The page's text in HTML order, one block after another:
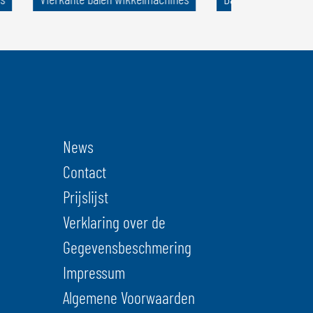
News
Contact
Prijslijst
Verklaring over de
Gegevensbeschmering
Impressum
Algemene Voorwaarden